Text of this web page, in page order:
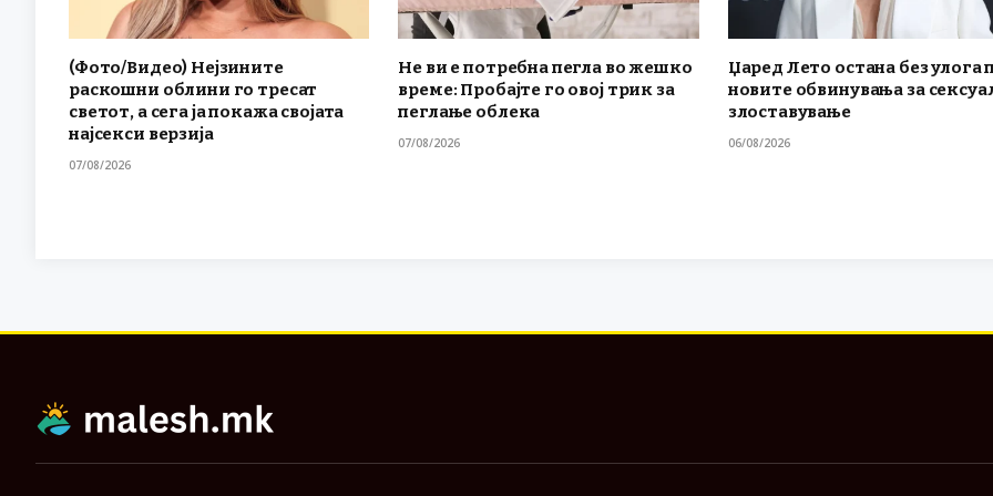
(Фото/Видео) Нејзините
раскошни облини го тресат
светот, а сега ја покажа својата
најсекси верзија
07/08/2026
Не ви е потребна пегла во жешко
време: Пробајте го овој трик за
пеглање облека
07/08/2026
Џаред Лето остана без улога
новите обвинувања за
злоставување
06/08/2026